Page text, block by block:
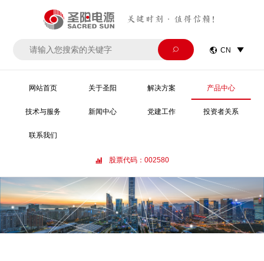
关键时刻·值得信赖！
  CN 
网站首页 关于圣阳 解决方案 产品中心
技术与服务 新闻中心 党建工作 投资者关系
联系我们
 股票代码：002580